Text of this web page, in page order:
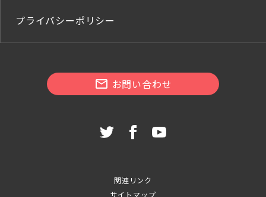
プライバシーポリシー
お問い合わせ
関連リンク
サイトマップ